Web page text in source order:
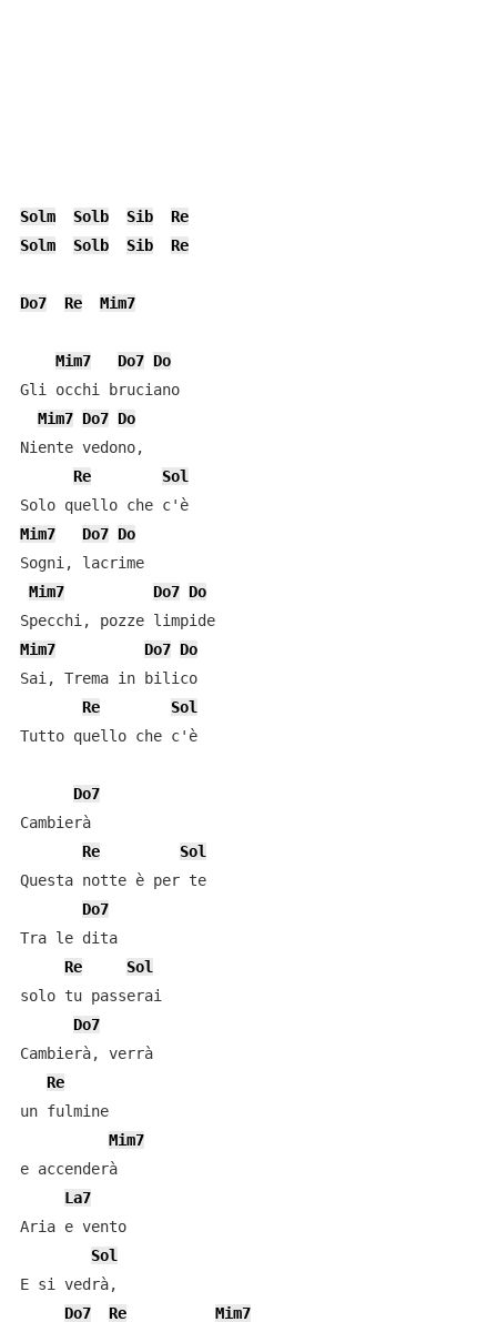
Solm Solb Sib
Re
Solm
Solb Sib Re
Do7 Re Mim7
Mim7 Do7 Do
Gli occhi bruciano
Mim7 Do7 Do
Niente vedono,
Re
Sol
Solo quello che c'è
Mim7
Do7 Do
Sogni, lacrime
Mim7
Do7 Do
Specchi, pozze limpide
Mim7
Do7 Do
Sai, Trema in bilico
Re
Sol
Tutto quello che c'è
Do7
Cambierà
Re
Sol
Questa notte è per te
Do7
Tra le dita
Re
Sol
solo tu passerai
Do7
Cambierà, verrà
Re
un fulmine
Mim7
e accenderà
La7
Aria e vento
Sol
E si vedrà,
Do7
Re Mim7